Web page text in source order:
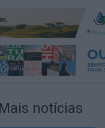
Mais notícias